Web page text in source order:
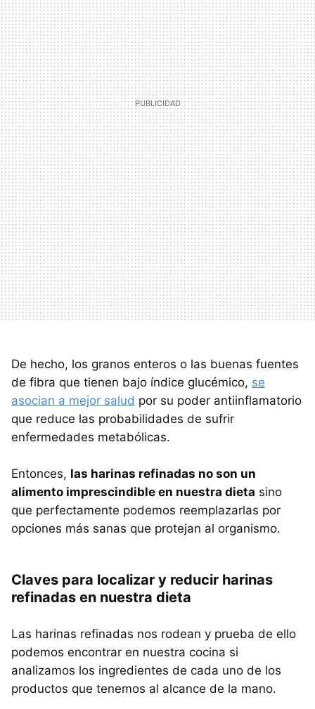
De hecho, los granos enteros o las buenas fuentes
de fibra que tienen bajo índice glucémico, se
asocian a mejor salud por su poder antiinflamatorio
que reduce las probabilidades de sufrir
enfermedades metabólicas.
Entonces, las harinas refinadas no son un
alimento imprescindible en nuestra dieta sino
que perfectamente podemos reemplazarlas por
opciones más sanas que protejan al organismo.
Claves para localizar y reducir harinas
refinadas en nuestra dieta
Las harinas refinadas nos rodean y prueba de ello
podemos encontrar en nuestra cocina si
analizamos los ingredientes de cada uno de los
productos que tenemos al alcance de la mano.